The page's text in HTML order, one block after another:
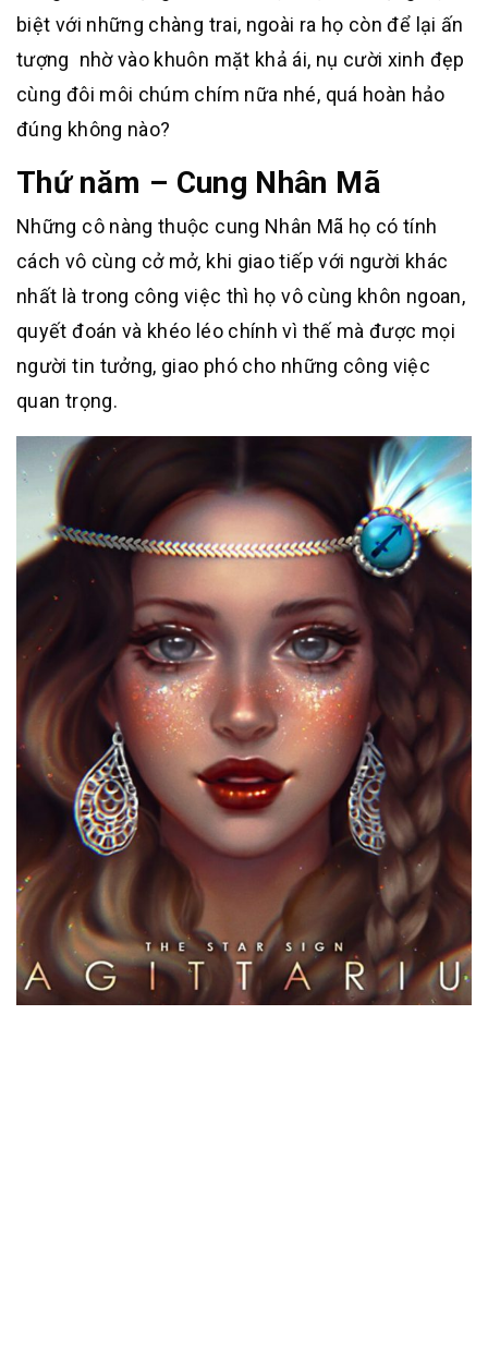
biệt với những chàng trai, ngoài ra họ còn để lại ấn
tượng nhờ vào khuôn mặt khả ái, nụ cười xinh đẹp
cùng đôi môi chúm chím nữa nhé, quá hoàn hảo
đúng không nào?
Thứ năm – Cung Nhân Mã
Những cô nàng thuộc cung Nhân Mã họ có tính
cách vô cùng cở mở, khi giao tiếp với người khác
nhất là trong công việc thì họ vô cùng khôn ngoan,
quyết đoán và khéo léo chính vì thế mà được mọi
người tin tưởng, giao phó cho những công việc
quan trọng.